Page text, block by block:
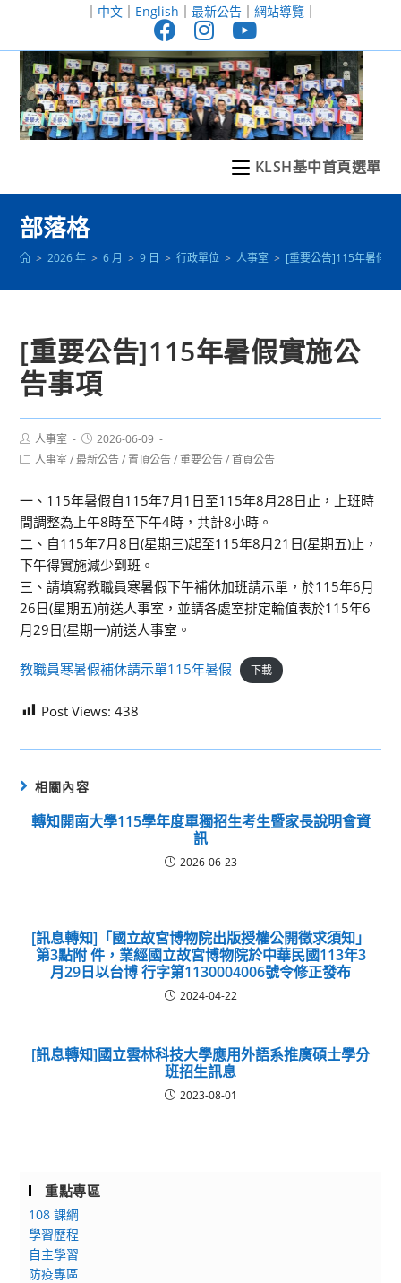
至
｜ 中文｜ English ｜ 最新公告｜ 網站導覽｜
KLSH基中首頁選單
部落格
> 2026 年 > 6 月 > 9 日 > 行政單位 > 人事室 > [重要公告]115年暑假實
[重要公告]115年暑假實施公
告事項
Post
author:
人事室
Post
published:
2026-06-09
Post人事室 / 最新公告 / 置頂公告 / 重要公告 / 首頁公告
一、115年暑假自115年7月1日至115年8月28日止，上班時
間調整為上午8時至下午4時，共計8小時。
二、自115年7月8日(星期三)起至115年8月21日(星期五)止，
下午得實施減少到班。
三、請填寫教職員寒暑假下午補休加班請示單，於115年6月
26日(星期五)前送人事室，並請各處室排定輪值表於115年6
月29日(星期一)前送人事室。
教職員寒暑假補休請示單115年暑假 下載
Post Views: 438
相關內容
轉知開南大學115學年度單獨招生考生暨家長說明會資
訊
2026-06-23
[訊息轉知]「國立故宮博物院出版授權公開徵求須知」
第3點附 件，業經國立故宮博物院於中華民國113年3
月29日以台博 行字第1130004006號令修正發布
2024-04-22
[訊息轉知]國立雲林科技大學應用外語系推廣碩士學分
班招生訊息
2023-08-01
重點專區
108 課綱
學習歷程
自主學習
防疫專區